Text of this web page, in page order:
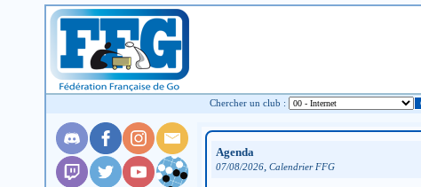
Chercher un club :
Agenda
07/08/2026, Calendrier FFG